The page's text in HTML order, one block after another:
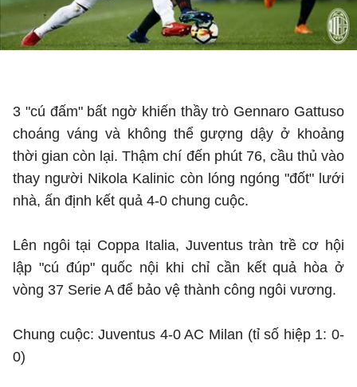
3 "cú đấm" bất ngờ khiến thầy trò Gennaro Gattuso
choáng váng và không thể gượng dậy ở khoảng
thời gian còn lại. Thậm chí đến phút 76, cầu thủ vào
thay người Nikola Kalinic còn lóng ngóng "đốt" lưới
nhà, ấn định kết quả 4-0 chung cuộc.
Lên ngôi tại Coppa Italia, Juventus tràn trề cơ hội
lập "cú đúp" quốc nội khi chỉ cần kết quả hòa ở
vòng 37 Serie A để bảo vệ thành công ngôi vương.
Chung cuộc: Juventus 4-0 AC Milan (tỉ số hiệp 1: 0-
0)